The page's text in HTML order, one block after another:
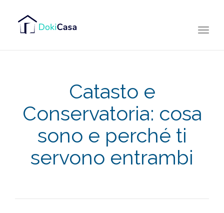
Catasto e
Conservatoria: cosa
sono e perché ti
servono entrambi